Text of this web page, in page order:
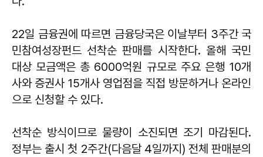
22일 금융권에 따르면 금융당국은 이날부터 3주간 국
민참여성장펀드 선착순 판매를 시작한다. 올해 국민
대상 모금액은 총 6000억원 규모로 주요 은행 10개
사와 증권사 15개사 영업점을 직접 방문하거나 온라인
으로 신청할 수 있다.
선착순 방식이므로 물량이 소진되면 조기 마감된다.
정부는 출시 첫 2주간(다음달 4일까지) 전체 판매분의